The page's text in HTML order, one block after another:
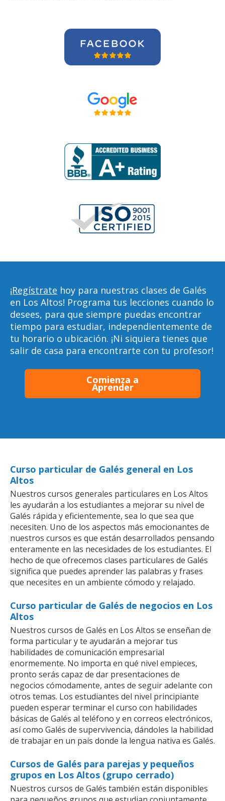
¡Regístrate hoy para nuestras clases de Galés
en Los Altos! Programa tus lecciones cuando lo
desees, para que siempre puedas encontrar
tiempo para estudiar, independientemente de
tu horario o ubicación. ¡Ni siquiera tienes que
salir de casa para encontrarte con tu profesor!
Comienza a
Aprender
Curso particular de Galés general en Los
Altos
Nuestros cursos generales particulares en Los Altos
les ayudarán a los estudiantes a mejorar su nivel de
Galés rápida y eficientemente, sea lo que sea que
necesiten. Uno de los aspectos más emocionantes de
nuestros cursos es que están desarrollados pensando
enteramente en las necesidades de los estudiantes. El
hecho de que ofrecemos clases particulares de Galés
significa que puedes aprender las palabras y frases
que necesites en un ambiente cómodo y relajado.
Curso particular de Galés de negocios en Los
Altos
Nuestros cursos de Galés en Los Altos se enseñan de
forma particular y te ayudarán a mejorar tus
habilidades de comunicación empresarial
enormemente. No importa en qué nivel empieces,
pronto serás capaz de dar presentaciones de
negocios cómodamente, antes de seguir adelante con
otros temas. Los estudiantes del nivel principiante
pueden esperar terminar el curso con habilidades
básicas de Galés al teléfono y en correos electrónicos,
así como Galés de supervivencia, dándoles la habilidad
de trabajar en un país donde la lengua nativa es Galés.
Cursos de Galés para parejas y pequeños
grupos en Los Altos (grupo cerrado)
Nuestros cursos de Galés también están disponibles